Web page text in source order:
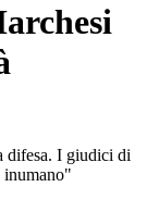
difesa. I giudici di